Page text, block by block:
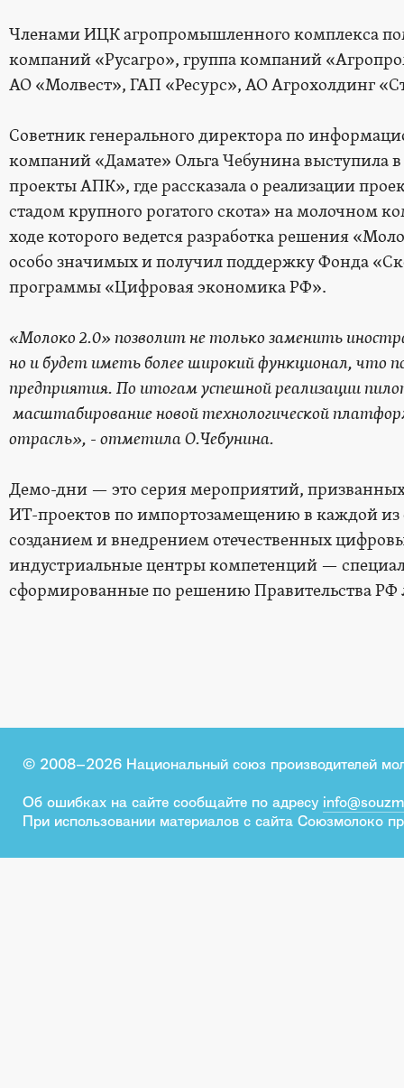
Членами ИЦК агропромышленного комплекса
компаний «Русагро», группа компаний
АО «Молвест», ГАП «Ресурс», АО Агрохолдинг
Советник генерального директора по
компаний «Дамате» Ольга Чебунина выступила
проекты АПК», где рассказала о реализации
стадом крупного рогатого скота» на молочном
ходе которого ведется разработка решения
особо значимых и получил поддержку Фонда
программы «Цифровая экономика РФ».
«Молоко 2.0» позволитне только заменить
но и будет иметь более широкий функционал, что
предприятия. По итогам успешной реализации
масштабирование новой технологической
отрасль», - отметила О.Чебунина.
Демо-дни — это серия мероприятий,
ИТ-проектов по импортозамещению в каждой из
созданием и внедрением отечественных
индустриальные центры компетенций —
сформированные по решению Правительства РФ
© 2008–2026 Национальный союз производителей
Об ошибках на сайте сообщайте по адресу
При использовании материалов с сайта Союзмолоко